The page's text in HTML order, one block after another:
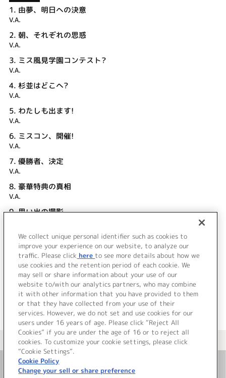
1. 由夢、明日への決意
V.A.
2. 朝、それぞれの思惑
V.A.
3. ミス風見学園コンテスト?
V.A.
4. 杉並はどこへ?
V.A.
5. わたしも出ます!
V.A.
6. ミスコン、開催!
V.A.
7. 優勝者、決定
V.A.
8. 豪華特典の真相
V.A.
9.思い出の撮影
10.聖なる夜に･･････
V.A.
＜ BACK
＜ カタログサイト トップページへ
お問い合わせ
We collect unique personal identifier such as cookies to
improve your experience on our website, to analyze our
traffic. Please click here to see more details about how we
use cookies and the retention period of each cookie. We
may sell or share information about your use of our
website to/with our analytics partners, who may combine
it with other information that you have provided to them
or that they have collected from your use of their
services. However, we do not set and use cookies for our
users under 16 years of age. Please click “Reject All
Cookies” if you are under the age of 16 or to reject all
cookies. To customize your cookie settings, please click
“Cookie Settings”.
Cookie Policy
Change your sell or share preference